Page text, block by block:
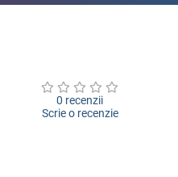
0 recenzii
Scrie o recenzie